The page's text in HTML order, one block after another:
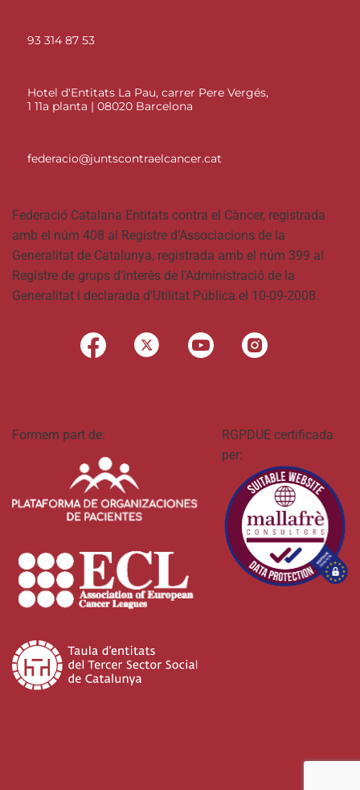
93 314 87 53
Hotel d'Entitats La Pau, carrer Pere Vergés,
1 11a planta | 08020 Barcelona
federacio@juntscontraelcancer.cat
Federació Catalana Entitats contra el Càncer, registrada
amb el núm 408 al Registre d’Associacions de la
Generalitat de Catalunya, registrada amb el núm 399 al
Registre de grups d’interès de l’Administració de la
Generalitat i declarada d’Utilitat Pública el 10-09-2008.
Formem part de:
RGPDUE certificada
per: